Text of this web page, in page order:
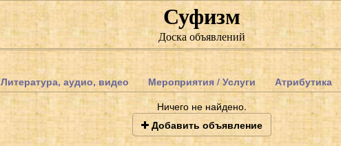
Суфизм
Доска объявлений
Литература, аудио, видео Мероприятия / Услуги Атрибутика
Ничего не найдено.
Добавить объявление